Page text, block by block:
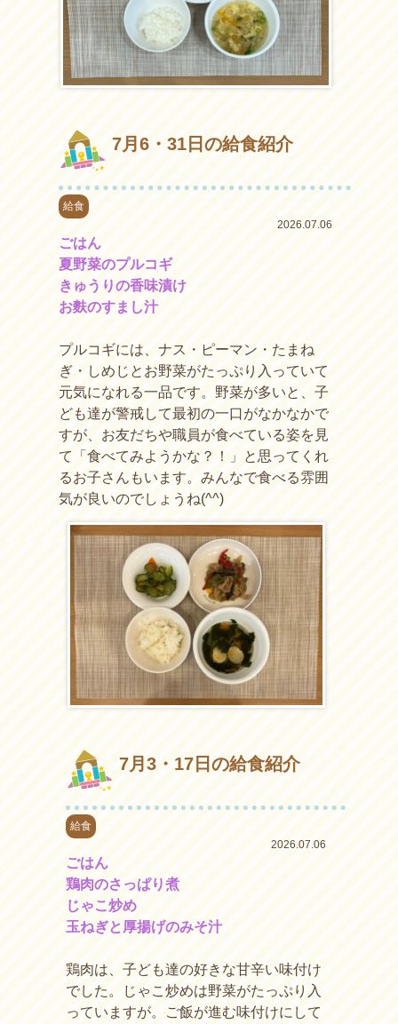
7月6・31日の給食紹介
給食
2026.07.06
ごはん
夏野菜のプルコギ
きゅうりの香味漬け
お麩のすまし汁
プルコギには、ナス・ピーマン・たまね
ぎ・しめじとお野菜がたっぷり入っていて
元気になれる一品です。野菜が多いと、子
ども達が警戒して最初の一口がなかなかで
すが、お友だちや職員が食べている姿を見
て「食べてみようかな？！」と思ってくれ
るお子さんもいます。みんなで食べる雰囲
気が良いのでしょうね(^^)
7月3・17日の給食紹介
給食
2026.07.06
ごはん
鶏肉のさっぱり煮
じゃこ炒め
玉ねぎと厚揚げのみそ汁
鶏肉は、子ども達の好きな甘辛い味付け
でした。じゃこ炒めは野菜がたっぷり入
っていますが。ご飯が進む味付けにして